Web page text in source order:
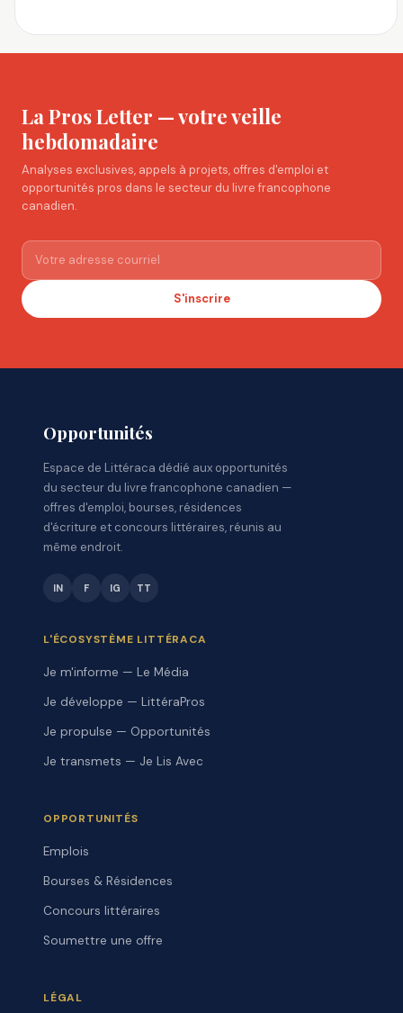
La Pros Letter — votre veille
hebdomadaire
Analyses exclusives, appels à projets, offres d'emploi et
opportunités pros dans le secteur du livre francophone
canadien.
S'inscrire
Opportunités
Espace de Littéraca dédié aux opportunités
du secteur du livre francophone canadien —
offres d'emploi, bourses, résidences
d'écriture et concours littéraires, réunis au
même endroit.
IN F IG TT
L'ÉCOSYSTÈME LITTÉRACA
Je m'informe — Le Média
Je développe — LittéraPros
Je propulse — Opportunités
Je transmets — Je Lis Avec
OPPORTUNITÉS
Emplois
Bourses & Résidences
Concours littéraires
Soumettre une offre
LÉGAL